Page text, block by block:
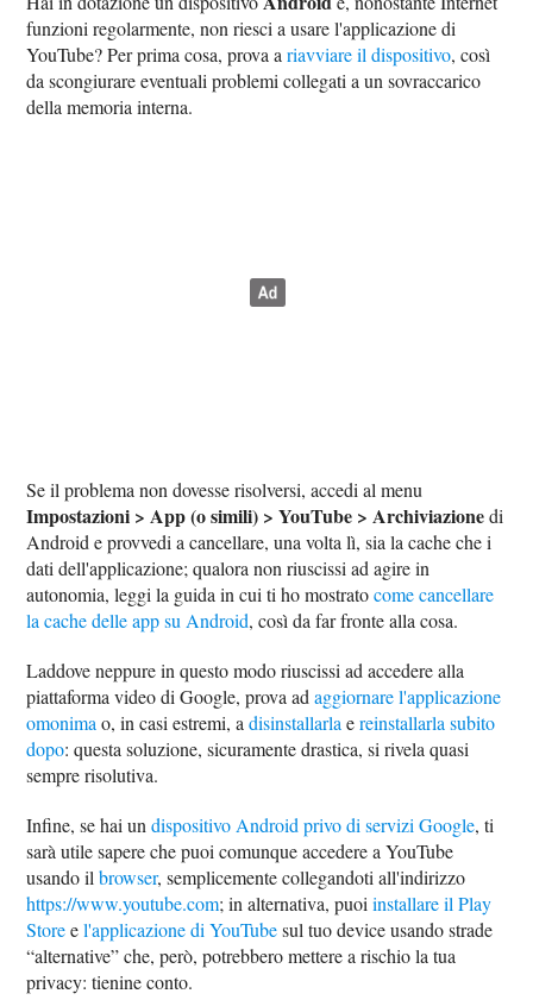
funzioni regolarmente, non riesci a usare l'applicazione di
YouTube? Per prima cosa, prova ariavviare il dispositivo, così
da scongiurare eventuali problemi collegati a un sovraccarico
della memoria interna.
Se il problema non dovesse risolversi, accedi al menu
Impostazioni > App (o simili) > YouTube > Archiviazionedi
Android e provvedi a cancellare, una volta lì, sia la cache che i
dati dell'applicazione; qualora non riuscissi ad agire in
autonomia, leggi la guida in cui ti ho mostratocome cancellare
la cache delle app su Android, così da far fronte alla cosa.
Laddove neppure in questo modo riuscissi ad accedere alla
piattaforma video di Google, prova adaggiornare l'applicazione
omonima o, in casi estremi, adisinstallarla ereinstallarla subito
dopo: questa soluzione, sicuramente drastica, si rivela quasi
sempre risolutiva.
Infine, se hai undispositivo Android privo di servizi Google, ti
sarà utile sapere che puoi comunque accedere a YouTube
usando ilbrowser, semplicemente collegandoti all'indirizzo
https://www.youtube.com; in alternativa, puoiinstallare il Play
Storeel'applicazione di YouTubesul tuo device usando strade
“alternative” che, però, potrebbero mettere a rischio la tua
privacy: tienine conto.